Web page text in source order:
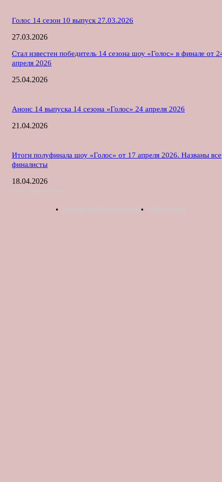
Голос 14 сезон 10 выпуск 27.03.2026
27.03.2026
Стал известен победитель 14 сезона шоу «Голос» в финале от
апреля 2026
25.04.2026
Анонс 14 выпуска 14 сезона «Голос» 24 апреля 2026
21.04.2026
Итоги полуфинала шоу «Голос» от 17 апреля 2026. Названы все
финалисты
18.04.2026